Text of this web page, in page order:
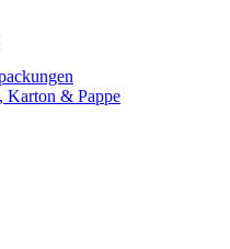
Karton & Pappe